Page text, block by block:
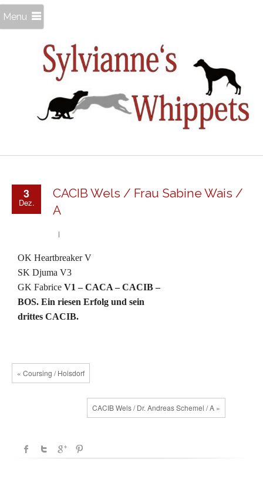
Menu
3
Dez.
CACIB Wels / Frau Sabine Wais /
A
OK Heartbreaker V
SK Djuma V3
GK Fabrice V1 – CACA – CACIB –
BOS. Ein riesen Erfolg und sein
drittes CACIB.
« Coursing / Hoisdorf
CACIB Wels / Dr. Andreas Schemel / A »